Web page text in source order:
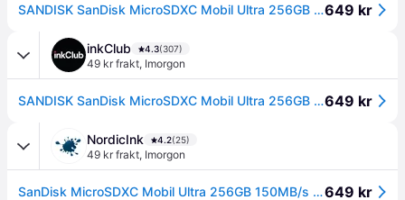
SANDISK SanDisk MicroSDXC Mobil Ultra 256GB 150MB/s UHS-I Adap 0619659200565649 kr
inkClub 4.3(307)
49 kr frakt, Imorgon
SANDISK SanDisk MicroSDXC Mobil Ultra 256GB 150MB/s UHS-I Adap 0619659200565649 kr
NordicInk 4.2(25)
49 kr frakt, Imorgon
SanDisk MicroSDXC Mobil Ultra 256GB 150MB/s UHS-I Adap649 kr